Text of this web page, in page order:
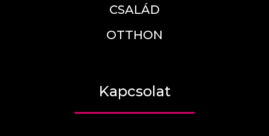
CSALÁD
OTTHON
Kapcsolat